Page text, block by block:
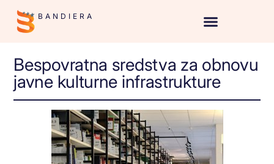
BANDIERA
Bespovratna sredstva za obnovu
javne kulturne infrastrukture